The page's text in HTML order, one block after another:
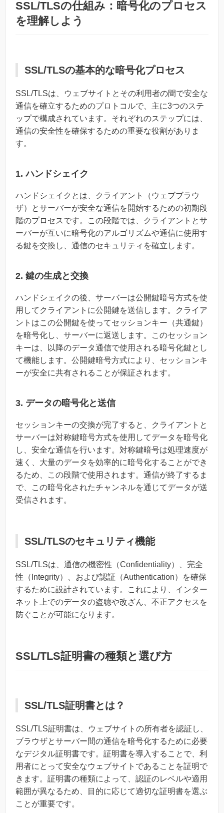
SSL/TLSの仕組み：暗号化のプロセス
を理解しよう
SSL/TLSの基本的な暗号化プロセス
SSL/TLSは、ウェブサイトとその利用者の間で安全な
通信を確立するためのプロトコルで、主に3つのステ
ップで構成されています。それぞれのステップには、
通信の安全性を確保するための重要な役割がありま
す。
1. ハンドシェイク
ハンドシェイクとは、クライアント（ウェブブラウ
ザ）とサーバーが安全な通信を開始するための初期段
階のプロセスです。この段階では、クライアントとサ
ーバーが互いに暗号化のアルゴリズムや通信に使用す
る鍵を交換し、通信のセキュリティを確立します。
2. 鍵の生成と交換
ハンドシェイクの後、サーバーは公開鍵暗号方式を使
用してクライアントに公開鍵を送信します。クライア
ントはこの公開鍵を使ってセッションキー（共通鍵）
を暗号化し、サーバーに返送します。このセッション
キーは、以降のデータ通信で使用される暗号化鍵とし
て機能します。公開鍵暗号方式により、セッションキ
ーが安全に共有されることが保証されます。
3. データの暗号化と送信
セッションキーの交換が完了すると、クライアントと
サーバーは対称鍵暗号方式を使用してデータを暗号化
し、安全な通信を行います。対称鍵暗号は処理速度が
速く、大量のデータを効率的に暗号化することができ
るため、この段階で使用されます。通信が終了するま
で、この暗号化されたチャンネルを通じてデータが送
受信されます。
SSL/TLSのセキュリティ機能
SSL/TLSは、通信の機密性（Confidentiality）、完全
性（Integrity）、および認証（Authentication）を確保
するために設計されています。これにより、インター
ネット上でのデータの盗聴や改ざん、不正アクセスを
防ぐことが可能になります。
SSL/TLS証明書の種類と選び方
SSL/TLS証明書とは？
SSL/TLS証明書は、ウェブサイトの所有者を認証し、
ブラウザとサーバー間の通信を暗号化するために必要
なデジタル証明書です。証明書を導入することで、利
用者にとって安全なウェブサイトであることを証明で
きます。証明書の種類によって、認証のレベルや適用
範囲が異なるため、目的に応じて適切な証明書を選ぶ
ことが重要です。